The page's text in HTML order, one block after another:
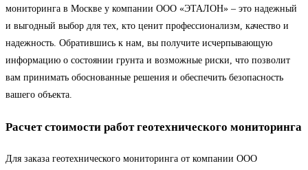
мониторинга в Москве у компании ООО «ЭТАЛОН» – это надежный
и выгодный выбор для тех, кто ценит профессионализм, качество и
надежность. Обратившись к нам, вы получите исчерпывающую
информацию о состоянии грунта и возможные риски, что позволит
вам принимать обоснованные решения и обеспечить безопасность
вашего объекта.
Расчет стоимости работ геотехнического мониторинга
Для заказа геотехнического мониторинга от компании ООО